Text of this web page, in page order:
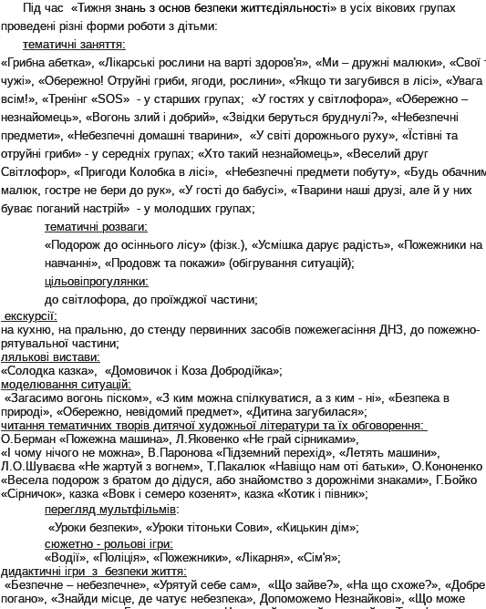
Під час «Тижня знань з основ безпеки життєдіяльності» в усіх вікових групах
проведені різні форми роботи з дітьми:
тематичні заняття:
«Грибна абетка», «Лікарські рослини на варті здоров'я», «Ми – дружні малюки», «Свої
чужі», «Обережно! Отруйні гриби, ягоди, рослини», «Якщо ти загубився в лісі», «Увага
всім!», «Тренінг «SOS» - у старших групах; «У гостях у світлофора», «Обережно –
незнайомець», «Вогонь злий і добрий», «Звідки беруться бруднулі?», «Небезпечні
предмети», «Небезпечні домашні тварини», «У світі дорожнього руху», «Їстівні та
отруйні гриби» - у середніх групах; «Хто такий незнайомець», «Веселий друг
Світлофор», «Пригоди Колобка в лісі», «Небезпечні предмети побуту», «Будь
малюк, гостре не бери до рук», «У гості до бабусі», «Тварини наші друзі, але й у них
буває поганий настрій» - у молодших групах;
тематичні розваги:
«Подорож до осіннього лісу» (фізк.), «Усмішка дарує радість», «Пожежники на
навчанні», «Продовж та покажи» (обігрування ситуацій);
цільовіпрогулянки:
до світлофора, до проїжджої частини;
екскурсії:
на кухню, на пральню, до стенду первинних засобів пожежегасіння ДНЗ, до пожежно-
рятувальної частини;
лялькові вистави:
«Солодка казка», «Домовичок і Коза Добродійка»;
моделювання ситуацій:
«Загасимо вогонь піском», «З ким можна спілкуватися, а з ким - ні», «Безпека в
природі», «Обережно, невідомий предмет», «Дитина загубилася»;
читання тематичних творів дитячої художньої літератури та їх обговорення:
О.Берман «Пожежна машина», Л.Яковенко «Не грай сірниками»,
«І чому нічого не можна», В.Паронова «Підземний перехід», «Летять машини»,
Л.О.Шуваєва «Не жартуй з вогнем», Т.Пакалюк «Навіщо нам оті батьки», О.Кононенко
«Весела подорож з братом до дідуся, або знайомство з дорожніми знаками», Г.Бойко
«Сірничок», казка «Вовк і семеро козенят», казка «Котик і півник»;
перегляд мультфільмів:
«Уроки безпеки», «Уроки тітоньки Сови», «Кицькин дім»;
сюжетно - рольові ігри:
«Водії», «Поліція», «Пожежники», «Лікарня», «Сім'я»;
дидактичні ігри з безпеки життя:
«Безпечне – небезпечне», «Урятуй себе сам», «Що зайве?», «На що схоже?»,
погано», «Знайди місце, де чатує небезпека», Допоможемо Незнайкові», «Що може